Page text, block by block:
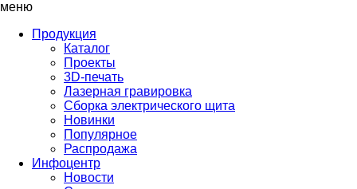
меню
Продукция
Каталог
Проекты
3D-печать
Лазерная гравировка
Сборка электрического щита
Новинки
Популярное
Распродажа
Инфоцентр
Новости